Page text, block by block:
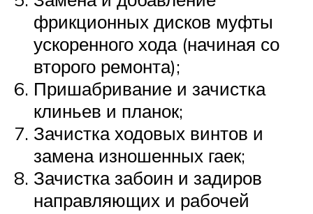
фрикционных дисков муфты
ускоренного хода (начиная со
второго ремонта);
Пришабривание и зачистка
клиньев и планок;
Зачистка ходовых винтов и
замена изношенных гаек;
Зачистка забоин и задиров
направляющих и рабочей